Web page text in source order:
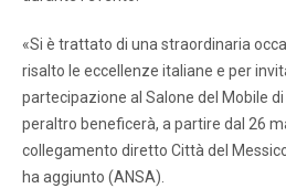
«Si è trattato di una straordinaria
risalto le eccellenze italiane e per
partecipazione al Salone del Mobile
peraltro beneficerà, a partire dal 26
collegamento diretto Città del
ha aggiunto (ANSA).